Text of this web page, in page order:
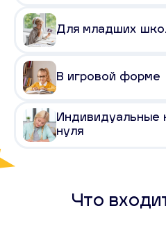
Для младших
В игровой форме
Индивидуальные
нуля
Что